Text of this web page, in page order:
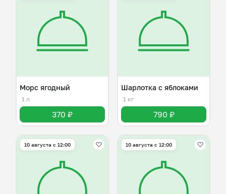
Морс ягодный
1 л
370 ₽
Шарлотка с яблоками
1 кг
790 ₽
10 августа с 12:00 10 августа с 12:00